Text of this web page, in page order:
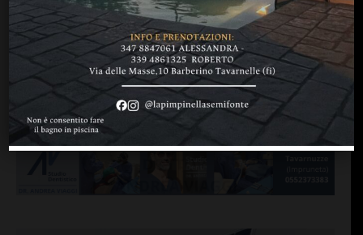
TUTTI GLI ARTICOLI DI:
CHIANTIVERDE